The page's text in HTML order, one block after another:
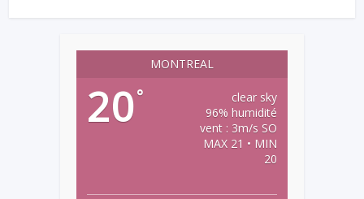
MONTREAL
20°
clear sky
96% humidité
vent : 3m/s SO
MAX 21 • MIN
20